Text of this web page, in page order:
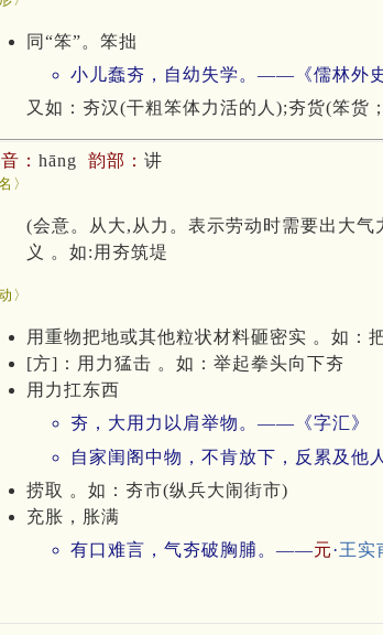
同“笨”。笨拙
小儿蠢夯，自幼失学。——《儒林外史
又如：夯汉(干粗笨体力活的人);夯货(笨货
： hāng 韵部： 讲
〉
(会意。从大,从力。表示劳动时需要出大
义 。如:用夯筑堤
〉
用重物把地或其他粒状材料砸密实 。如：
[方]：用力猛击 。如：举起拳头向下夯
用力扛东西
夯，大用力以肩举物。——《字汇》
自家闺阁中物，不肯放下，反累及
捞取 。如：夯市(纵兵大闹街市)
充胀，胀满
有口难言，气夯破胸脯。——元·王实